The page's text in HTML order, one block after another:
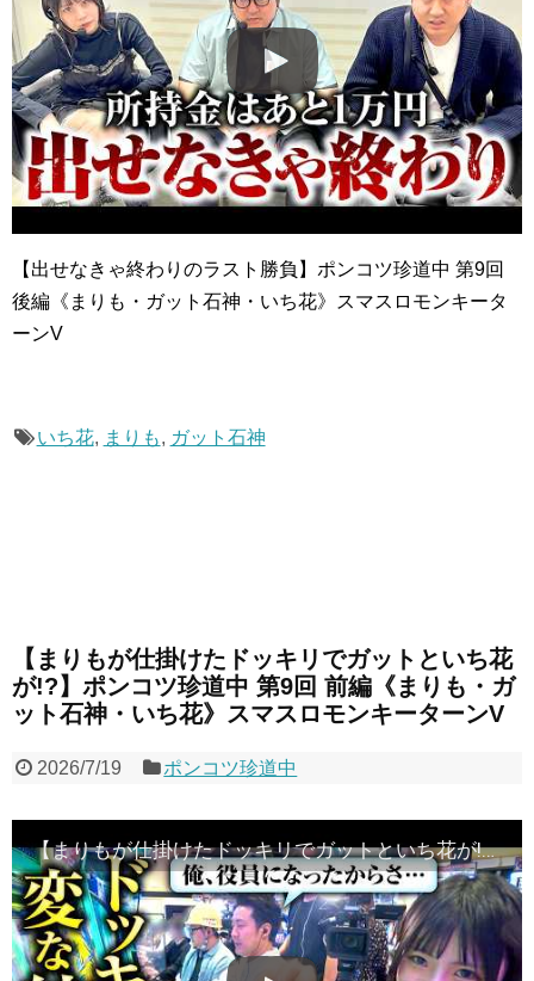
【出せなきゃ終わりのラスト勝負】ポンコツ珍道中 第9回
後編《まりも・ガット石神・いち花》スマスロモンキータ
ーンV
いち花, まりも, ガット石神
【まりもが仕掛けたドッキリでガットといち花
が!?】ポンコツ珍道中 第9回 前編《まりも・ガ
ット石神・いち花》スマスロモンキーターンV
2026/7/19 ポンコツ珍道中
【まりもが仕掛けたドッキリでガットといち花が!?】ポンコツ珍道中 第9回 前編《まりも・ガット石神・いち花》スマスロモンキーターンV［パチスロ・スロット］